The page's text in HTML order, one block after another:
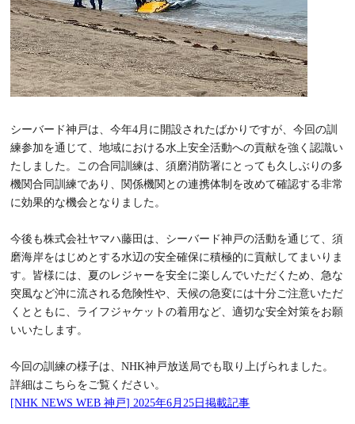
シーバード神戸は、今年4月に開設されたばかりですが、今回の訓
練参加を通じて、地域における水上安全活動への貢献を強く認識い
たしました。この合同訓練は、須磨消防署にとっても久しぶりの多
機関合同訓練であり、関係機関との連携体制を改めて確認する非常
に効果的な機会となりました。
今後も株式会社ヤマハ藤田は、シーバード神戸の活動を通じて、須
磨海岸をはじめとする水辺の安全確保に積極的に貢献してまいりま
す。皆様には、夏のレジャーを安全に楽しんでいただくため、急な
突風など沖に流される危険性や、天候の急変には十分ご注意いただ
くとともに、ライフジャケットの着用など、適切な安全対策をお願
いいたします。
今回の訓練の様子は、NHK神戸放送局でも取り上げられました。
詳細はこちらをご覧ください。
[NHK NEWS WEB 神戸] 2025年6月25日掲載記事